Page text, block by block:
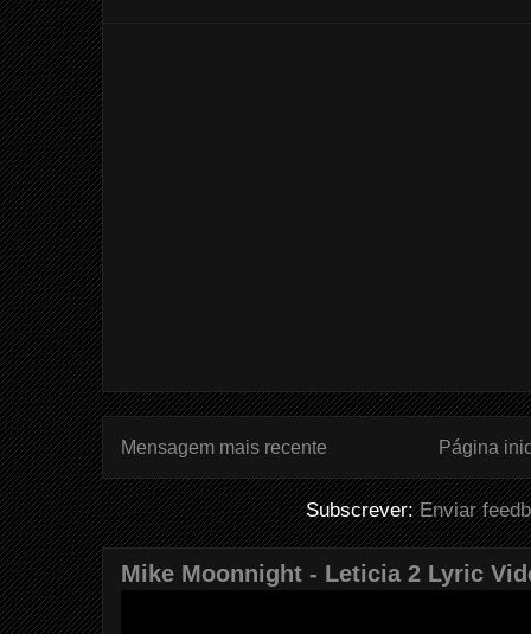
Mensagem mais recente Página
Subscrever:Enviar
Mike Moonnight - Leticia 2 Lyric